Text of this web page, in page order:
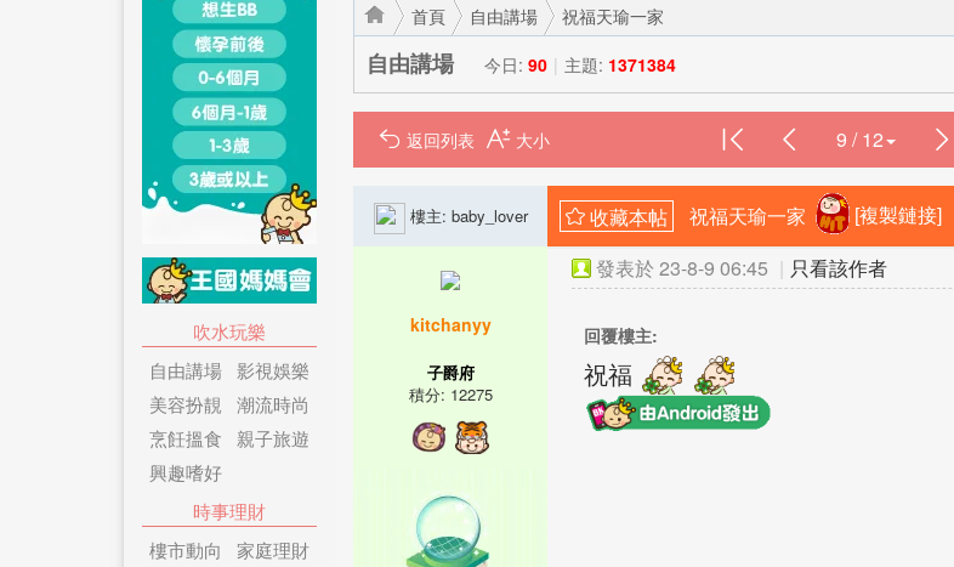
吹水玩樂
自由講場 影視娛樂
美容扮靚
潮流時尚
烹飪搵食
親子旅遊
興趣嗜好
時事理財
樓市動向
家庭理財
首頁
›
自由講場 祝福天瑜一家
自由講場 今日: 90 | 主題: 1371384
返回列表 9 / 12
樓主: baby_lover 祝福天瑜一家 [複製鏈接]
kitchanyy
子爵府
積分: 12275
發表於 23-8-9 06:45 | 只看該作者
回覆樓主:
祝福